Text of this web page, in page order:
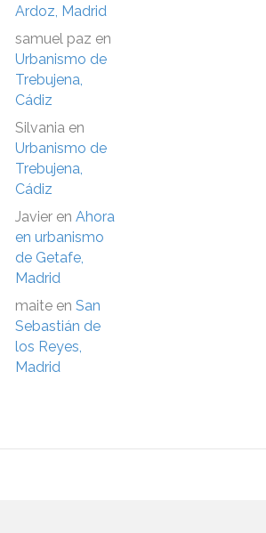
Ardoz, Madrid
samuel paz en
Urbanismo de
Trebujena,
Cádiz
Silvania en
Urbanismo de
Trebujena,
Cádiz
Javier en Ahora
en urbanismo
de Getafe,
Madrid
maite en San
Sebastián de
los Reyes,
Madrid